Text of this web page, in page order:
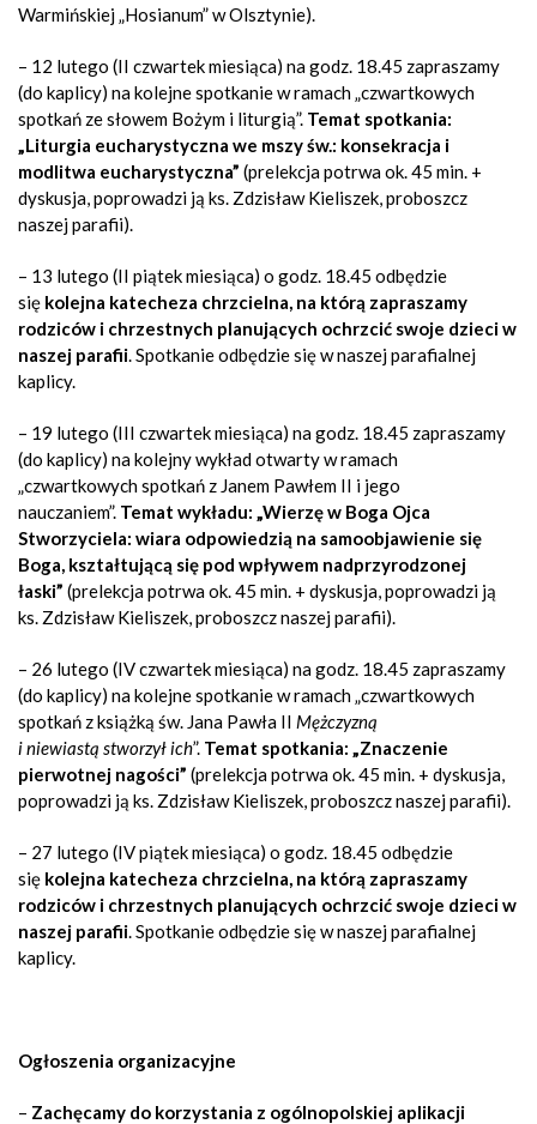
Warmińskiej „Hosianum” w Olsztynie).
– 12 lutego (II czwartek miesiąca) na godz. 18.45 zapraszamy
(do kaplicy) na kolejne spotkanie w ramach „czwartkowych
spotkań ze słowem Bożym i liturgią”. Temat spotkania:
„Liturgia eucharystyczna we mszy św.: konsekracja i
modlitwa eucharystyczna” (prelekcja potrwa ok. 45 min. +
dyskusja, poprowadzi ją ks. Zdzisław Kieliszek, proboszcz
naszej parafii).
– 13 lutego (II piątek miesiąca) o godz. 18.45 odbędzie
się kolejna katecheza chrzcielna, na którą zapraszamy
rodziców i chrzestnych planujących ochrzcić swoje dzieci w
naszej parafii. Spotkanie odbędzie się w naszej parafialnej
kaplicy.
– 19 lutego (III czwartek miesiąca) na godz. 18.45 zapraszamy
(do kaplicy) na kolejny wykład otwarty w ramach
„czwartkowych spotkań z Janem Pawłem II i jego
nauczaniem”. Temat wykładu: „Wierzę w Boga Ojca
Stworzyciela: wiara odpowiedzią na samoobjawienie się
Boga, kształtującą się pod wpływem nadprzyrodzonej
łaski” (prelekcja potrwa ok. 45 min. + dyskusja, poprowadzi ją
ks. Zdzisław Kieliszek, proboszcz naszej parafii).
– 26 lutego (IV czwartek miesiąca) na godz. 18.45 zapraszamy
(do kaplicy) na kolejne spotkanie w ramach „czwartkowych
spotkań z książką św. Jana Pawła II Mężczyzną
i niewiastą stworzył ich”. Temat spotkania: „Znaczenie
pierwotnej nagości” (prelekcja potrwa ok. 45 min. + dyskusja,
poprowadzi ją ks. Zdzisław Kieliszek, proboszcz naszej parafii).
– 27 lutego (IV piątek miesiąca) o godz. 18.45 odbędzie
się kolejna katecheza chrzcielna, na którą zapraszamy
rodziców i chrzestnych planujących ochrzcić swoje dzieci w
naszej parafii. Spotkanie odbędzie się w naszej parafialnej
kaplicy.
Ogłoszenia organizacyjne
– Zachęcamy do korzystania z ogólnopolskiej aplikacji